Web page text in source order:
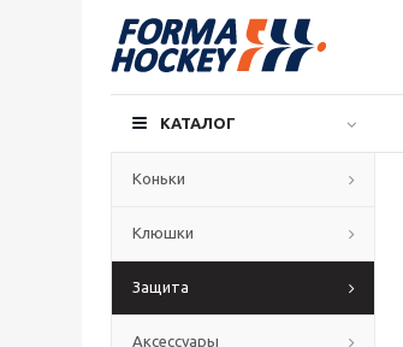
КАТАЛОГ
Коньки
Клюшки
Защита
Аксессуары